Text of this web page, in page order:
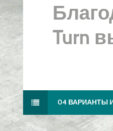
04 ВАРИАНТЫ
Turn